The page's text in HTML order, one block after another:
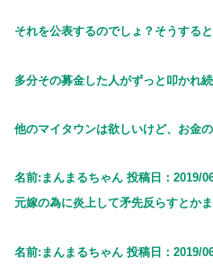
それを公表するのでしょ？そうする
多分その募金した人がずっと叩かれ
他のマイタウンは欲しいけど、お金
名前:まんまるちゃん 投稿日：2019/
元嫁の為に炎上して矛先反らすとか
名前:まんまるちゃん 投稿日：2019/